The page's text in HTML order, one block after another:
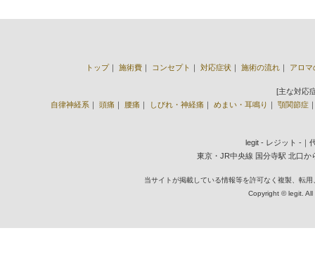
トップ｜ 施術費 ｜ コンセプト ｜ 対応症状 ｜ 施術の流れ ｜ アロマ
[主な対応
自律神経系 ｜ 頭痛 ｜ 腰痛 ｜ しびれ・神経痛 ｜ めまい・耳鳴り ｜ 顎関節症
legit - レジット -
東京・JR中央線 国分寺駅 北口か
当サイトが掲載している情報等を許可なく複製、転
Copyright © legit.